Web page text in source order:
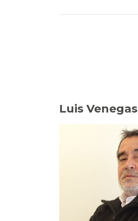
Luis Venegas